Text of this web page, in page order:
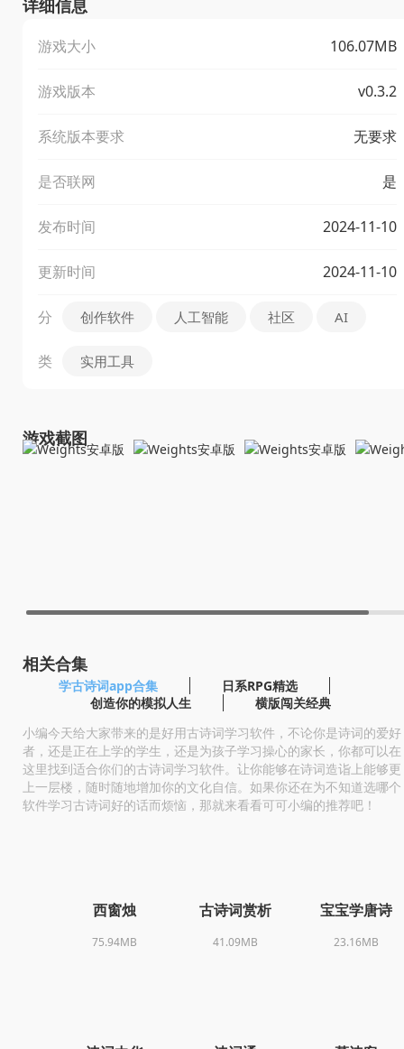
详细信息
游戏大小 106.07MB
游戏版本 v0.3.2
系统版本要求 无要求
是否联网 是
发布时间 2024-11-10
更新时间 2024-11-10
分
类
创作软件 人工智能 社区 AI
实用工具
游戏截图
相关合集
学古诗词app合集
日系RPG精选
创造你的模拟人生
横版闯关经典
小编今天给大家带来的是好用古诗词学习软件，不论你是诗词的爱好
者，还是正在上学的学生，还是为孩子学习操心的家长，你都可以在
这里找到适合你们的古诗词学习软件。让你能够在诗词造诣上能够更
上一层楼，随时随地增加你的文化自信。如果你还在为不知道选哪个
软件学习古诗词好的话而烦恼，那就来看看可可小编的推荐吧！
西窗烛
75.94MB
古诗词赏析
41.09MB
宝宝学唐诗
23.16MB